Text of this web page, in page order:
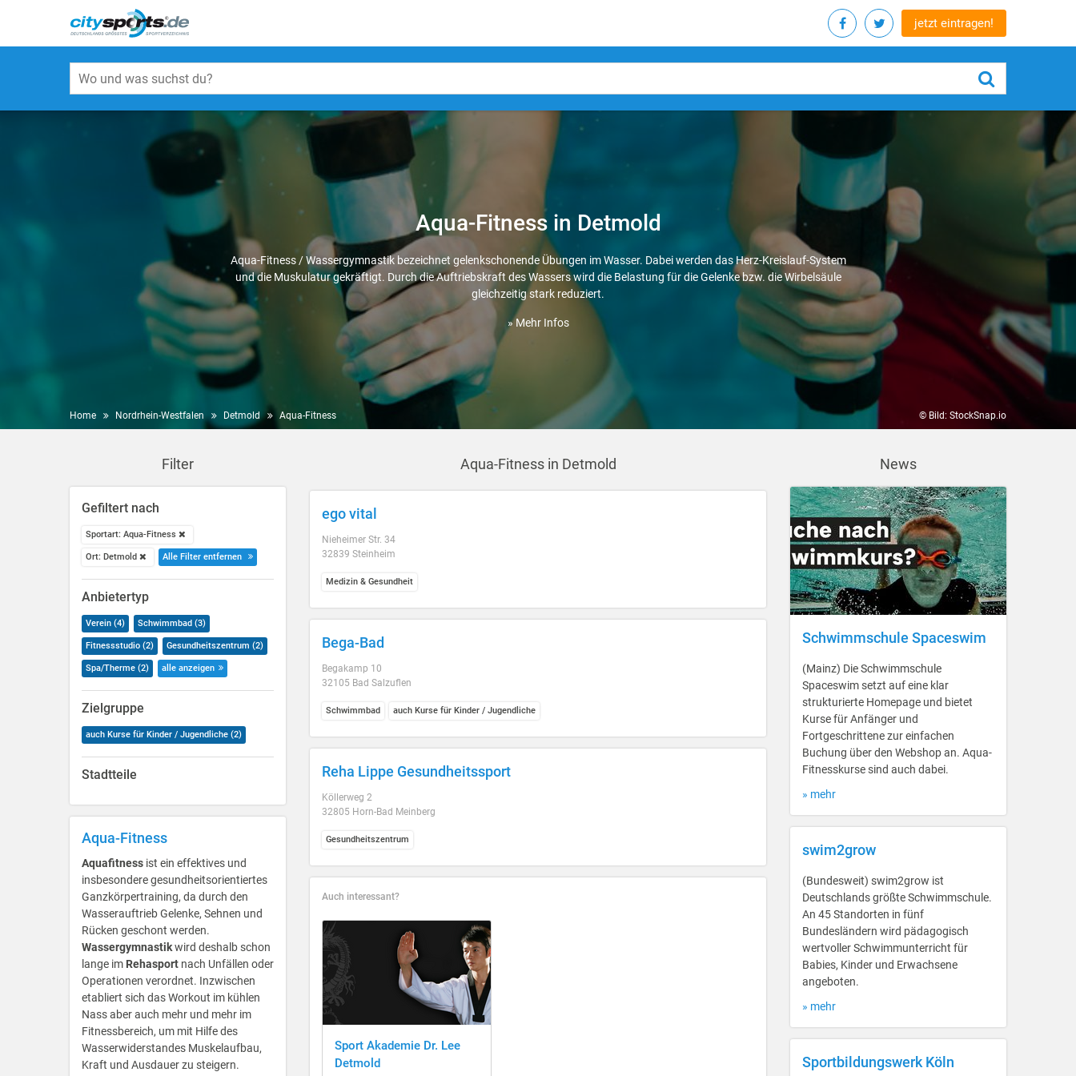
jetzt eintragen!
Aqua-Fitness in Detmold
Aqua-Fitness / Wassergymnastik bezeichnet gelenkschonende Übungen im Wasser. Dabei werden das Herz-Kreislauf-System
und die Muskulatur gekräftigt. Durch die Auftriebskraft des Wassers wird die Belastung für die Gelenke bzw. die Wirbelsäule
gleichzeitig stark reduziert.
» Mehr Infos
Home Nordrhein-Westfalen Detmold Aqua-Fitness © Bild: StockSnap.io
Filter
Gefiltert nach
Sportart: Aqua-Fitness
Ort: Detmold Alle Filter entfernen
Anbietertyp
Verein (4) Schwimmbad (3)
Fitnessstudio (2) Gesundheitszentrum (2)
Spa/Therme (2) alle anzeigen
Zielgruppe
auch Kurse für Kinder / Jugendliche (2)
Stadtteile
Aqua-Fitness
Aquafitness ist ein effektives und
insbesondere gesundheitsorientiertes
Ganzkörpertraining, da durch den
Wasserauftrieb Gelenke, Sehnen und
Rücken geschont werden.
Wassergymnastikwird deshalb schon
lange im Rehasport nach Unfällen oder
Operationen verordnet. Inzwischen
etabliert sich das Workout im kühlen
Nass aber auch mehr und mehr im
Fitnessbereich, um mit Hilfe des
Wasserwiderstandes Muskelaufbau,
Kraft und Ausdauer zu steigern.
Aqua-Fitness in Detmold
ego vital
Nieheimer Str. 34
32839 Steinheim
Medizin & Gesundheit
Bega-Bad
Begakamp 10
32105 Bad Salzuflen
Schwimmbad auch Kurse für Kinder / Jugendliche
Reha Lippe Gesundheitssport
Köllerweg 2
32805 Horn-Bad Meinberg
Gesundheitszentrum
Auch interessant?
Sport Akademie Dr. Lee
Detmold
News
Schwimmschule Spaceswim
(Mainz) Die Schwimmschule
Spaceswim setzt auf eine klar
strukturierte Homepage und bietet
Kurse für Anfänger und
Fortgeschrittene zur einfachen
Buchung über den Webshop an. Aqua-
Fitnesskurse sind auch dabei.
» mehr
swim2grow
(Bundesweit) swim2grow ist
Deutschlands größte Schwimmschule.
An 45 Standorten in fünf
Bundesländern wird pädagogisch
wertvoller Schwimmunterricht für
Babies, Kinder und Erwachsene
angeboten.
» mehr
Sportbildungswerk Köln